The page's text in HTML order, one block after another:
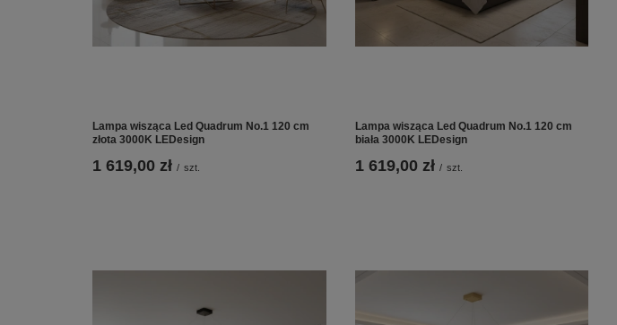
Lampa wisząca Led Quadrum No.1 120 cm
złota 3000K LEDesign
1 619,00 zł / szt.
Lampa wisząca Led Quadrum No.1 120 cm
biała 3000K LEDesign
1 619,00 zł / szt.